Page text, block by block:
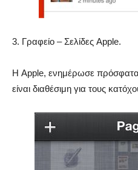
3. Γραφείο – Σελίδες Apple.
Η Apple, ενημέρωσε πρόσφατα
είναι διαθέσιμη για τους